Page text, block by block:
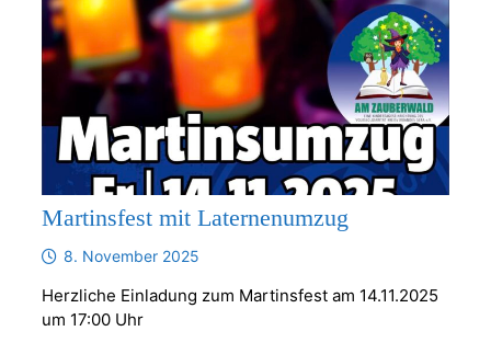
Martinsfest mit Laternenumzug
8. November 2025
Herzliche Einladung zum Martinsfest am 14.11.2025
um 17:00 Uhr